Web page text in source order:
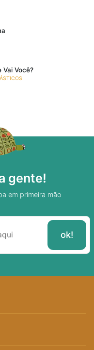
Vai Você?
gente!
em primeira mão